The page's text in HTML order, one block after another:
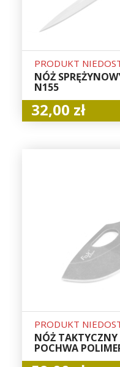
PRODUKT
NÓŻ
N155
32,00 zł
PRODUKT
NÓŻ
POCHWA